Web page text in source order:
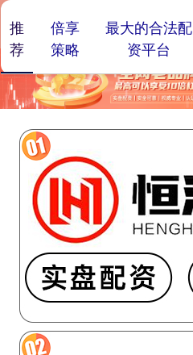
推
荐
倍享
策略
最大的合法配
资平台